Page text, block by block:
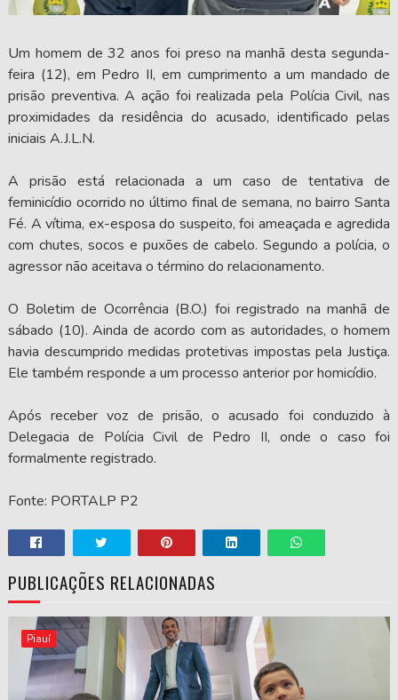
Um homem de 32 anos foi preso na manhã desta segunda-
feira (12), em Pedro II, em cumprimento a um mandado de
prisão preventiva. A ação foi realizada pela Polícia Civil, nas
proximidades da residência do acusado, identificado pelas
iniciais A.J.L.N.
A prisão está relacionada a um caso de tentativa de
feminicídio ocorrido no último final de semana, no bairro Santa
Fé. A vítima, ex-esposa do suspeito, foi ameaçada e agredida
com chutes, socos e puxões de cabelo. Segundo a polícia, o
agressor não aceitava o término do relacionamento.
O Boletim de Ocorrência (B.O.) foi registrado na manhã de
sábado (10). Ainda de acordo com as autoridades, o homem
havia descumprido medidas protetivas impostas pela Justiça.
Ele também responde a um processo anterior por homicídio.
Após receber voz de prisão, o acusado foi conduzido à
Delegacia de Polícia Civil de Pedro II, onde o caso foi
formalmente registrado.
Fonte: PORTALP P2
PUBLICAÇÕES RELACIONADAS
Piauí